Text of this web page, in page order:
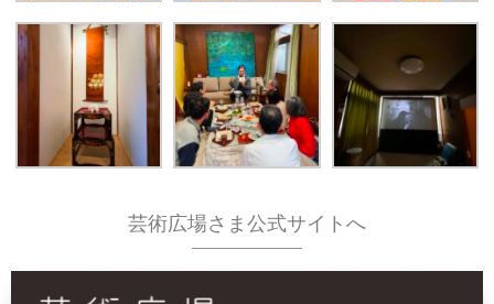
芸術広場さま公式サイトへ